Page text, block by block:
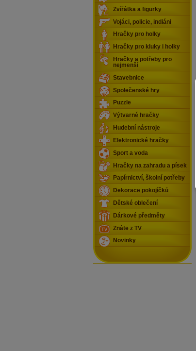
Zvířátka a figurky
Vojáci, policie, indiáni
Hračky pro holky
Hračky pro kluky i holky
Hračky a potřeby pro
nejmenší
Stavebnice
Společenské hry
Puzzle
Výtvarné hračky
Hudební nástroje
Elektronické hračky
Sport a voda
Hračky na zahradu a písek
Papírnictví, školní potřeby
Dekorace pokojíčků
Dětské oblečení
Dárkové předměty
Znáte z TV
Novinky